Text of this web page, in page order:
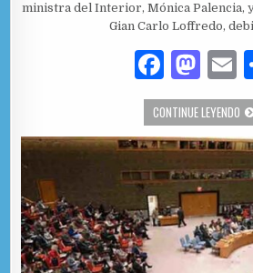
ministra del Interior, Mónica Palencia,
Gian Carlo Loffredo,
F
a
c
e
b
o
o
M
as
to
d
o
n
CONTINUE LEYENDO